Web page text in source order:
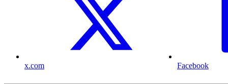
x.com Facebook